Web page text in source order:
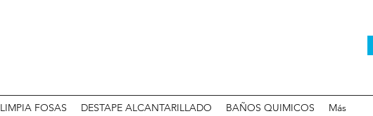
LIMPIA FOSAS DESTAPE ALCANTARILLADO BAÑOS QUIMICOS Más